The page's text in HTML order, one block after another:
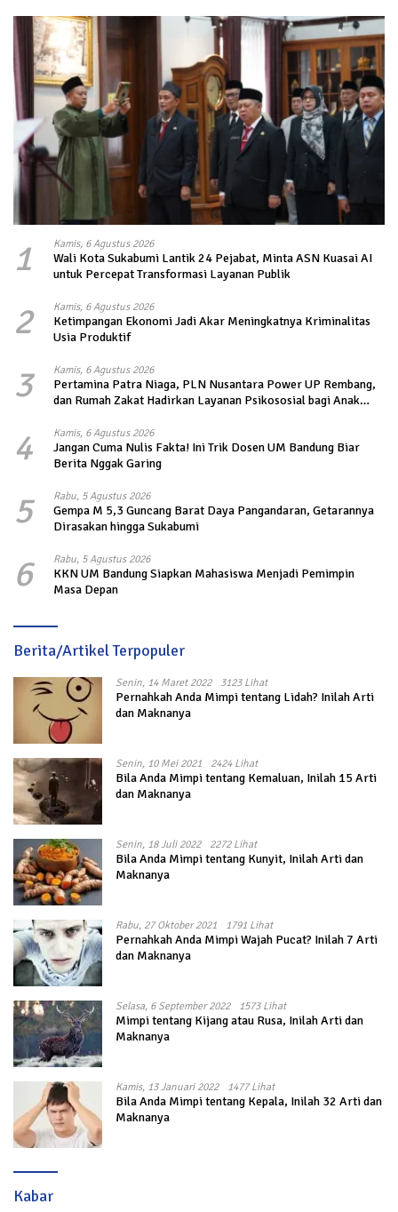
1 Kamis, 6 Agustus 2026
Wali Kota Sukabumi Lantik 24 Pejabat, Minta ASN Kuasai AI
untuk Percepat Transformasi Layanan Publik
2 Kamis, 6 Agustus 2026
Ketimpangan Ekonomi Jadi Akar Meningkatnya Kriminalitas
Usia Produktif
3 Kamis, 6 Agustus 2026
Pertamina Patra Niaga, PLN Nusantara Power UP Rembang,
dan Rumah Zakat Hadirkan Layanan Psikososial bagi Anak
4 Kamis, 6 Agustus 2026
Jangan Cuma Nulis Fakta! Ini Trik Dosen UM Bandung Biar
Berita Nggak Garing
5 Rabu, 5 Agustus 2026
Gempa M 5,3 Guncang Barat Daya Pangandaran, Getarannya
Dirasakan hingga Sukabumi
6 Rabu, 5 Agustus 2026
KKN UM Bandung Siapkan Mahasiswa Menjadi Pemimpin
Masa Depan
Berita/Artikel Terpopuler
Senin, 14 Maret 2022 3123 Lihat
Pernahkah Anda Mimpi tentang Lidah? Inilah Arti
dan Maknanya
Senin, 10 Mei 2021 2424 Lihat
Bila Anda Mimpi tentang Kemaluan, Inilah 15 Arti
dan Maknanya
Senin, 18 Juli 2022 2272 Lihat
Bila Anda Mimpi tentang Kunyit, Inilah Arti dan
Maknanya
Rabu, 27 Oktober 2021 1791 Lihat
Pernahkah Anda Mimpi Wajah Pucat? Inilah 7 Arti
dan Maknanya
Selasa, 6 September 2022 1573 Lihat
Mimpi tentang Kijang atau Rusa, Inilah Arti dan
Maknanya
Kamis, 13 Januari 2022 1477 Lihat
Bila Anda Mimpi tentang Kepala, Inilah 32 Arti dan
Maknanya
Kabar